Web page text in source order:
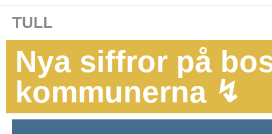
TULL
Nya siffror på
kommunerna ↯